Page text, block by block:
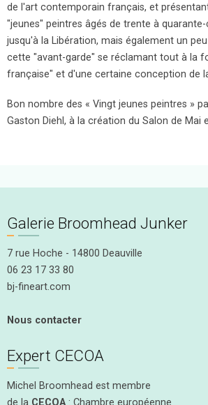
de l'art contemporain français, et
"jeunes" peintres âgés de trente à
jusqu'à la Libération, mais également un
cette "avant-garde" se réclamant tout à la
française" et d'une certaine conception de
Bon nombre des « Vingt jeunes peintres »
Gaston Diehl, à la création du Salon de Mai
Galerie Broomhead Junker
7 rue Hoche - 14800 Deauville
06 23 17 33 80
bj-fineart.com
Nous contacter
Expert CECOA
Michel Broomhead est membre
de la CECOA : Chambre européenne